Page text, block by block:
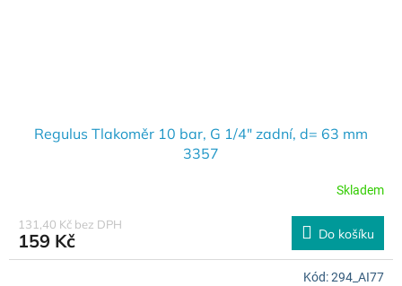
Regulus Tlakoměr 10 bar, G 1/4" zadní, d= 63 mm
3357
Skladem
131,40 Kč bez DPH
159 Kč Do košíku
Kód:294_AI77